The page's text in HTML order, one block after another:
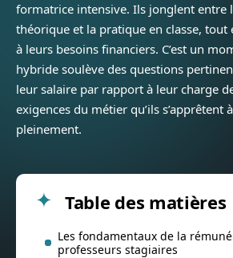
formatrice intensive. Ils jonglent entre
théorique et la pratique en classe, tout
à leurs besoins financiers. C’est un
hybride soulève des questions
leur salaire par rapport à leur charge
exigences du métier qu’ils s’apprêtent
pleinement.
Table des matières
Les fondamentaux de la
professeurs stagiaires